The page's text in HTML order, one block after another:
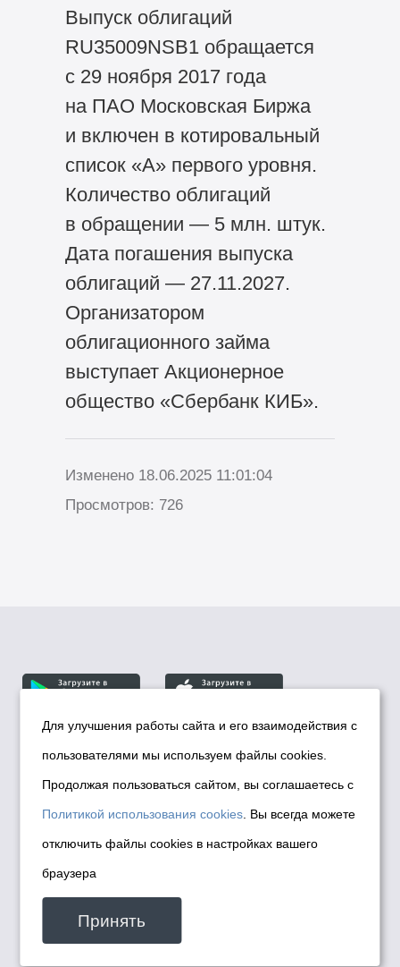
Выпуск облигаций
RU35009NSB1 обращается
с 29 ноября 2017 года
на ПАО Московская Биржа
и включен в котировальный
список «А» первого уровня.
Количество облигаций
в обращении — 5 млн. штук.
Дата погашения выпуска
облигаций — 27.11.2027.
Организатором
облигационного займа
выступает Акционерное
общество «Сбербанк КИБ».
Изменено 18.06.2025 11:01:04
Просмотров: 726
© Департамент информационной политики мэрии
города Новосибирска, 2026
Политика использования Cookies
Политика по обработке персональных
данных в информационных системах
мэрии города Новосибирска
Техническая поддержка сайта -
malinchukvl@mail.ru
Для улучшения работы сайта и его взаимодействия с
пользователями мы используем файлы cookies.
Продолжая пользоваться сайтом, вы соглашаетесь с
Политикой использования cookies . Вы всегда можете
отключить файлы cookies в настройках вашего
браузера
Принять